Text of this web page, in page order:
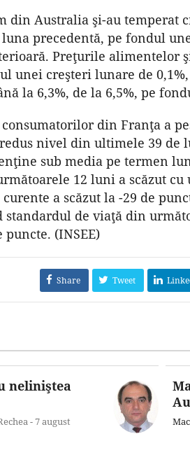
din Australia şi-au temperat
precedentă, pe fondul
Preţurile alimentelor
unei creşteri lunare de
la 6,3%, de la 6,5%, pe
din Franţa a
nivel din ultimele 39 de
sub media pe termen
12 luni a scăzut
a scăzut la -29 de
de viaţă din
puncte. (INSEE)
Share Tweet
neliniştea
-7 august